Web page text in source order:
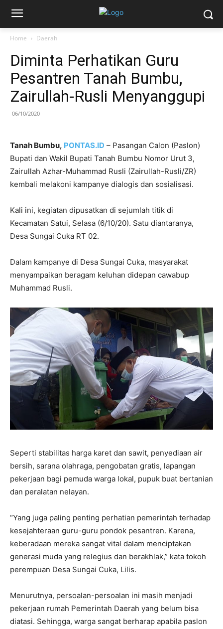
Home Daerah
Diminta Perhatikan Guru
Pesantren Tanah Bumbu,
Zairullah-Rusli Menyanggupi
06/10/2020
Tanah Bumbu, PONTAS.ID – Pasangan Calon (Paslon)
Bupati dan Wakil Bupati Tanah Bumbu Nomor Urut 3,
Zairullah Azhar-Muhammad Rusli (Zairullah-Rusli/ZR)
kembali melakoni kampanye dialogis dan sosialisasi.
Kali ini, kegiatan dipusatkan di sejumlah titik di
Kecamatan Satui, Selasa (6/10/20). Satu diantaranya,
Desa Sungai Cuka RT 02.
Dalam kampanye di Desa Sungai Cuka, masyarakat
menyampaikan beragam keluhan didepan cawabup
Muhammad Rusli.
Seperti stabilitas harga karet dan sawit, penyediaan air
bersih, sarana olahraga, pengobatan gratis, lapangan
pekerjaan bagi pemuda warga lokal, pupuk buat bertanian
dan peralatan nelayan.
“Yang juga paling penting perhatian pemerintah terhadap
kesejahteraan guru-guru pondok pesantren. Karena,
keberadaan mereka sangat vital dalam menciptakan
generasi muda yang relegius dan berakhlak,” kata tokoh
perempuan Desa Sungai Cuka, Lilis.
Menurutnya, persoalan-persoalan ini masih menjadi
pekerjaan rumah Pemerintah Daerah yang belum bisa
diatasi. Sehingga, warga sangat berharap apabila paslon